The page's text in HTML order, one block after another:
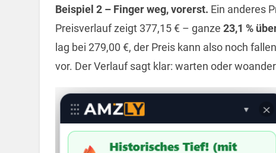
Beispiel 2 – Finger weg, vorerst. Ein anderes
Preisverlauf zeigt 377,15 € – ganze 23,1 %
lag bei 279,00 €, der Preis kann also noch
vor. Der Verlauf sagt klar: warten oder